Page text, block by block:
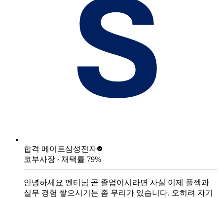
합격 메이트삼성전자
코부사장 ∙ 채택률 79%
안녕하세요 멘티님 곧 졸업이시라면 사실 이제 플젝과
실무 경험 쌓으시기는 좀 무리가 있습니다. 오히려 자기